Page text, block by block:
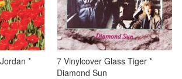
*
7 Vinylcover Glass Tiger *
Diamond Sun